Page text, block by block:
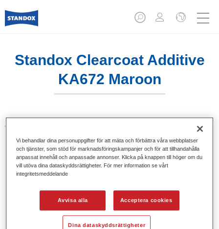
Standox Clearcoat Additive
KA672 Maroon
Tillsats för mixning av klarlack. Ge ljusa och lysande
kulörnyanser vid användning av Standocryl klarlack.
Produktfunktioner
Förpackad i lämpliga 100 ml flaskor.
Finns i olika kulörer.
Vi behandlar dina personuppgifter för att mäta och förbättra våra webbplatser
och tjänster, som stöd för marknadsföringskampanjer och för att tillhandahålla
anpassat innehåll och anpassade annonser. Klicka på knappen till höger om du
vill utöva dina dataskyddsrättigheter. För mer information se vårt
integritetsmeddelande
Avvisa alla Acceptera cookies
Dina dataskyddsrättigheter